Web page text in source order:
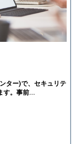
ター)で、セキュリテ
す。事前...